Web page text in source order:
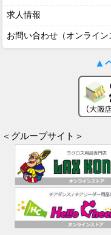
求人情報
お問い合わせ（オンライン
▲
＜グループサイト＞